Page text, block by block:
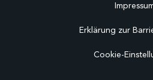
Erklärung zur
Cookie-